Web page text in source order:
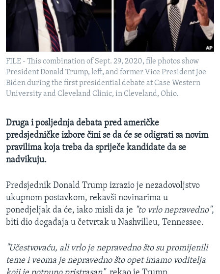
MAGAZIN
O GLASU AMERIKE
Learning English
PRATITE NAS
Jezici
FILE - This combination of Sept. 29, 2020, file photos show
President Donald Trump, left, and former Vice President Joe
Biden during the first presidential debate at Case Western
University and Cleveland Clinic, in Cleveland, Ohio.
Druga i posljednja debata pred američke
predsjedničke izbore čini se da će se odigrati sa novim
pravilima koja treba da spriječe kandidate da se
nadvikuju.
Predsjednik Donald Trump izrazio je nezadovoljstvo
ukupnom postavkom, rekavši novinarima u
ponedjeljak da će, iako misli da je "to vrlo nepravedno",
biti dio događaja u četvrtak u Nashvilleu, Tennessee.
"Učestvovaću, ali vrlo je nepravedno što su promijenili
teme i veoma je nepravedno što opet imamo voditelja